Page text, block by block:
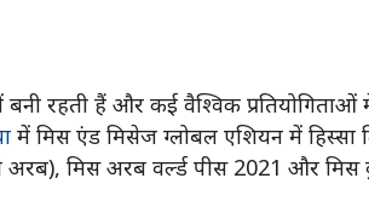
रहती हैं और कई वैश्विक प्रतियोगिताओं
में मिस एंड मिसेज ग्लोबल एशियन में हिस्सा
मिस अरब वर्ल्ड पीस 2021 और